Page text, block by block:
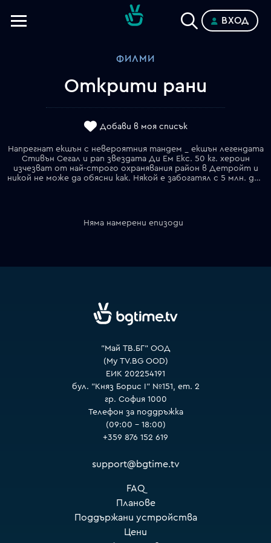
ВХОД
ФИЛМИ
Открити рани
Добави в моя списък
Напрегнат екшън с невероятния тандем _ екшън легендата
Стивън Сегал и рап звездата Ди Ем Екс. 50 кг. хероин
изчезват от най-строго охранявания район в Детройт и
никой не може да обясни как. Някой е забогатял с 5 млн. долара _ може би някой с униформа. За Латрел Уокър _ купувачът на стоката, случката провокира въпрос: дали всички ченгета са корумпирани? Но когато пътищата му се пресичат с Орин Бойд, той разбира, че нищо не е такова, каквото изглежда _ дори законът. Своенравният детектив Бойд е преместен в участъка в най-престъпния район. За нула време той попада по следите на вътрешна наркосделка. И единственият, който може да помогне да открие истината, съвсем не е ченге...
Няма намерени епизоди
"Май ТВ.БГ" ООД
(My TV.BG OOD)
ЕИК 202254191
бул. "Княз Борис I" №151, ет. 2
гр. София 1000
Телефон за поддръжка
(09:00 – 18:00)
+359 876 152 619
support@bgtime.tv
FAQ
Планове
Поддържани устройства
Цени